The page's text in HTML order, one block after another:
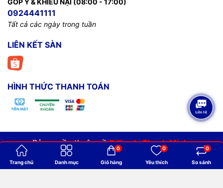
0924441111
Tất cả các ngày trong tuần
LIÊN KẾT SÀN
HÌNH THỨC THANH TOÁN
Bản quyền thuộc vềBilliards Thanh Minh.
Cung cấp bởi
Trang chủ Danh mục Giỏ hàng
0
Yêu thích
0
So sánh
0